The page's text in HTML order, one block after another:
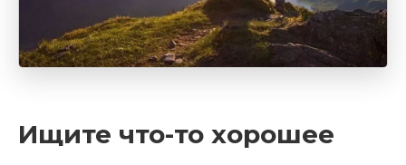
Ищите что-то хорошее